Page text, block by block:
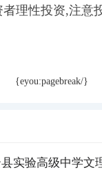
理性投资,注意
{eyou:pagebreak/}
实验高级中学文